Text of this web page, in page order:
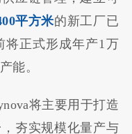
平方米的新工厂已
将正式形成年产1万
能。
将主要用于打造
夯实规模化量产与